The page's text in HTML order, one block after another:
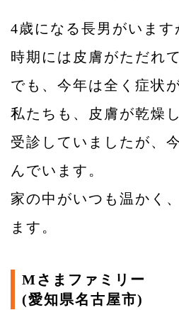
4歳になる長男がいます
時期には皮膚がただれ
でも、今年は全く症状
私たちも、皮膚が乾燥
受診していましたが、
んでいます。
家の中がいつも温かく
ます。
Mさまファミリー
(愛知県名古屋市)